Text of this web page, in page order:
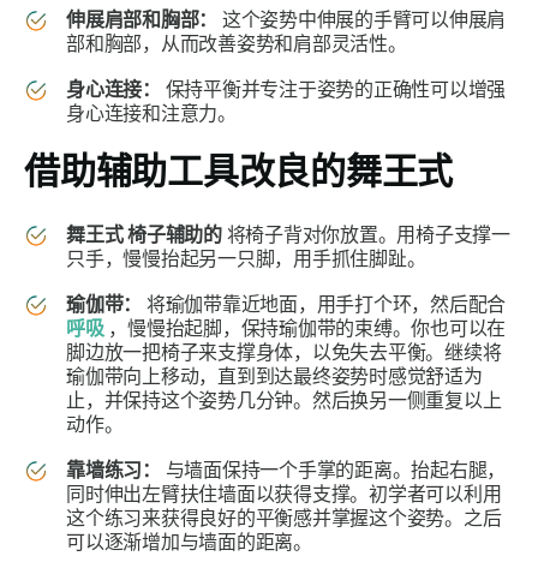
伸展肩部和胸部：
这个姿势中伸展的手臂可以伸展肩
部和胸部，从而改善姿势和肩部灵活性。
身心连接：
保持平衡并专注于姿势的正确性可以增强
身心连接和注意力。
借助辅助工具改良的舞王式
舞王式椅子辅助的将椅子背对你放置。用椅子支撑一
只手，慢慢抬起另一只脚，用手抓住脚趾。
瑜伽带：
将瑜伽带靠近地面，用手打个环，然后配合
呼吸 ，慢慢抬起脚，保持瑜伽带的束缚。你也可以在
脚边放一把椅子来支撑身体，以免失去平衡。继续将
瑜伽带向上移动，直到到达最终姿势时感觉舒适为
止，并保持这个姿势几分钟。然后换另一侧重复以上
动作。
靠墙练习：
与墙面保持一个手掌的距离。抬起右腿，
同时伸出左臂扶住墙面以获得支撑。初学者可以利用
这个练习来获得良好的平衡感并掌握这个姿势。之后
可以逐渐增加与墙面的距离。